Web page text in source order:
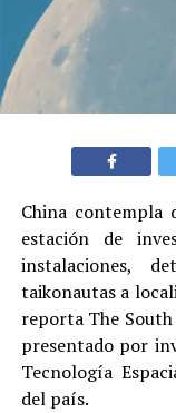
China contempla
estación de
instalaciones,
taikonautas a
reporta The
presentado por
Tecnología
del país.